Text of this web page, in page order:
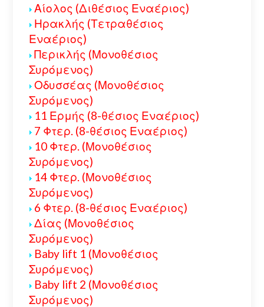
Αίολος (Διθέσιος Εναέριος)
Ηρακλής (Τετραθέσιος
Εναέριος)
Περικλής (Μονοθέσιος
Συρόμενος)
Οδυσσέας (Μονοθέσιος
Συρόμενος)
11 Ερμής (8-θέσιος Εναέριος)
7 Φτερ. (8-θέσιος Εναέριος)
10 Φτερ. (Μονοθέσιος
Συρόμενος)
14 Φτερ. (Μονοθέσιος
Συρόμενος)
6 Φτερ. (8-θέσιος Εναέριος)
Δίας (Μονοθέσιος
Συρόμενος)
Baby lift 1 (Μονοθέσιος
Συρόμενος)
Baby lift 2 (Μονοθέσιος
Συρόμενος)